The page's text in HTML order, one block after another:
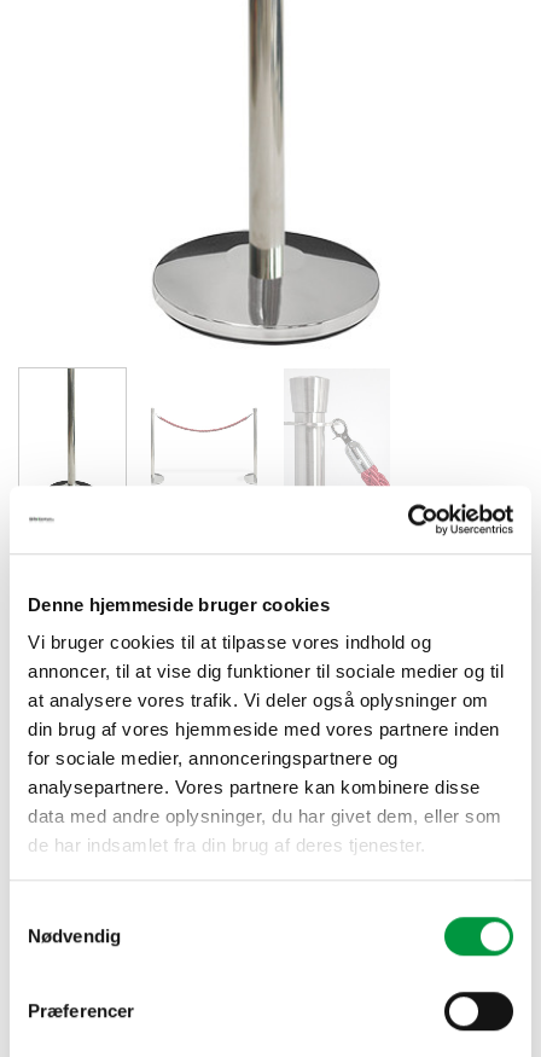
Denne hjemmeside bruger cookies
Vi bruger cookies til at tilpasse vores indhold og
annoncer, til at vise dig funktioner til sociale medier og til
at analysere vores trafik. Vi deler også oplysninger om
din brug af vores hjemmeside med vores partnere inden
for sociale medier, annonceringspartnere og
analysepartnere. Vores partnere kan kombinere disse
data med andre oplysninger, du har givet dem, eller som
de har indsamlet fra din brug af deres tjenester.
Nødvendig
Præferencer
AFSPÆRRINGSSYSTEMER
Model 1074 – Afspærringsstople i stål
kr. 937,50
1 stk. sølvfarvet stander i stål – 91 cm høj – til
køleder/afspærringssystem. Tung fod – Ø 32 cm. Vælg
mellem tov i 3 forskellige farver (rød, sort eller guld) eller
stænger med beslag til montering af banner. Beslag til væg
er tilbehør.
Model 1074 - Afspærringsstople i stål antal